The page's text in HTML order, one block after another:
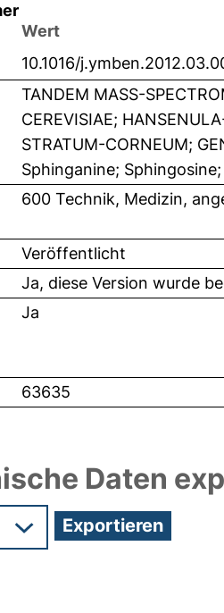
Wert
10.1016/
TANDEM MASS-
CEREVISIAE;
STRATUM-CORNEUM;
Sphinganine;
600 Technik, Medizin,
Veröffentlicht
Ja, diese Version wurde
Ja
63635
Daten